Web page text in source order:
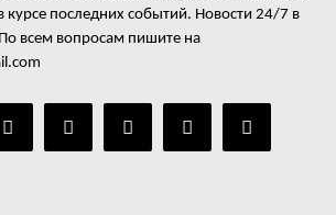
курсе последних событий. Новости 24/7 в
всем вопросам пишите на